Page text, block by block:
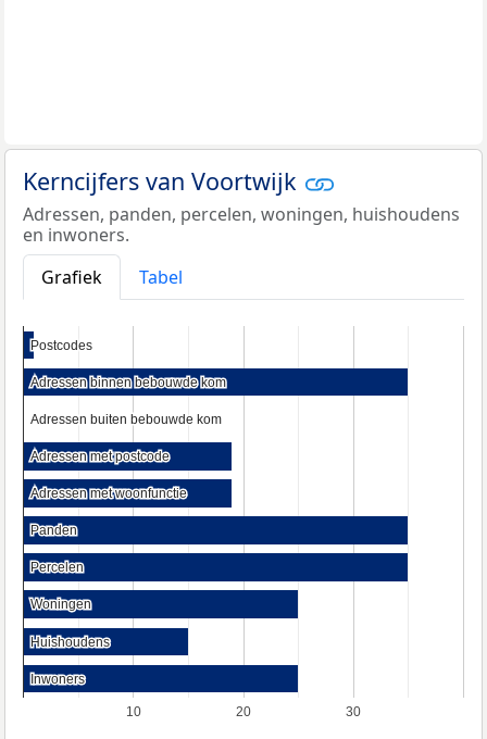
Kerncijfers van Voortwijk
Adressen, panden, percelen, woningen, huishoudens
en inwoners.
Grafiek
Tabel
10 20 30
Postcodes
Postcodes
Adressen binnen bebouwde kom
Adressen binnen bebouwde kom
Adressen buiten bebouwde kom
Adressen buiten bebouwde kom
Adressen met postcode
Adressen met postcode
Adressen met woonfunctie
Adressen met woonfunctie
Panden
Panden
Percelen
Percelen
Woningen
Woningen
Huishoudens
Huishoudens
Inwoners
Inwoners